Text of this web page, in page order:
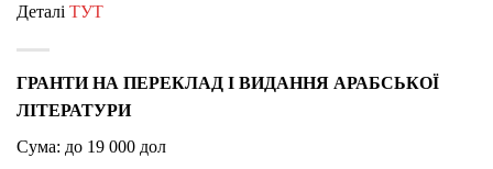
Деталі ТУТ
ГРАНТИ НА ПЕРЕКЛАД І ВИДАННЯ АРАБСЬКОЇ
ЛІТЕРАТУРИ
Сума: до 19 000 дол